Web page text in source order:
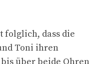
folglich, dass die
Toni ihren